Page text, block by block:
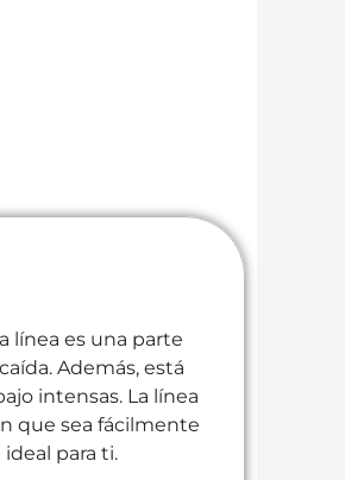
línea es una parte
Además, está
intensas. La línea
que sea fácilmente
para ti.